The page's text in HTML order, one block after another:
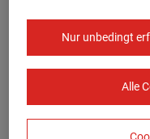
Nur unbedingt
Alle